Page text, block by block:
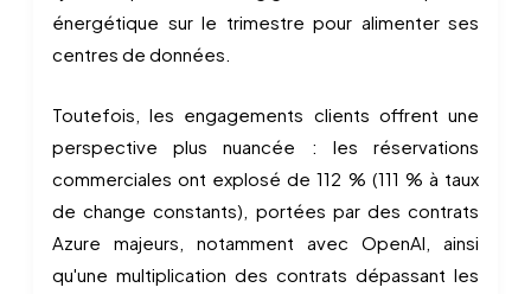
énergétique sur le trimestre pour alimenter ses
centres de données.
Toutefois, les engagements clients offrent une
perspective plus nuancée : les réservations
commerciales ont explosé de 112 % (111 % à taux
de change constants), portées par des contrats
Azure majeurs, notamment avec OpenAI, ainsi
qu'une multiplication des contrats dépassant les